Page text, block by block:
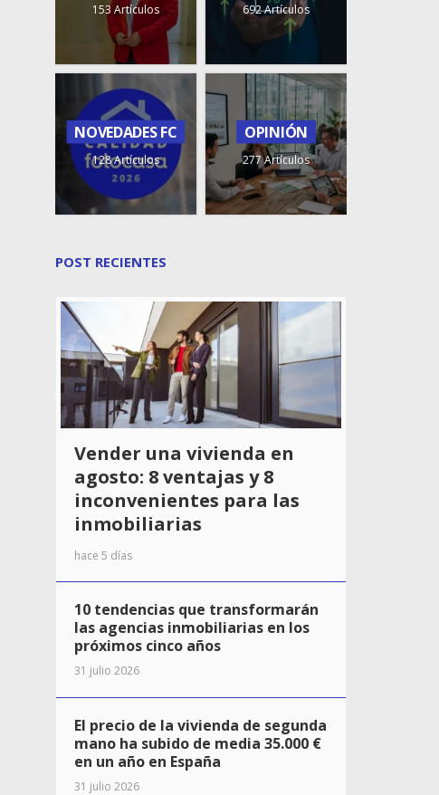
153 Artículos 692 Artículos
NOVEDADES FC
128 Artículos
OPINIÓN
277 Artículos
POST RECIENTES
Vender una vivienda en
agosto: 8 ventajas y 8
inconvenientes para las
inmobiliarias
hace 5 días
10 tendencias que transformarán
las agencias inmobiliarias en los
próximos cinco años
31 julio 2026
El precio de la vivienda de segunda
mano ha subido de media 35.000 €
en un año en España
31 julio 2026